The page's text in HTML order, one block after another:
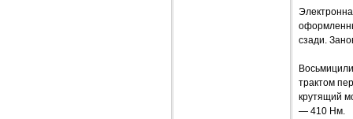
сзади.
трактом
крутящий
— 410 Нм.